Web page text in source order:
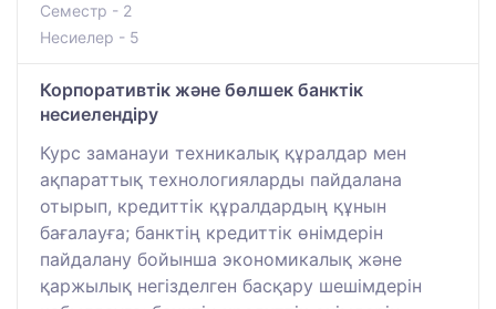
Семестр - 2
Несиелер - 5
Корпоративтік және бөлшек банктік
несиелендіру
Курс заманауи техникалық құралдар мен
ақпараттық технологияларды пайдалана
отырып, кредиттік құралдардың құнын
бағалауға; банктің кредиттік өнімдерін
пайдалану бойынша экономикалық және
қаржылық негізделген басқару шешімдерін